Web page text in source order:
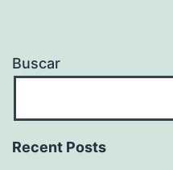
Buscar
Recent Posts